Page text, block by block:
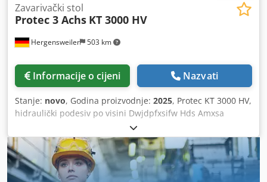
Hergensweiler 503 km
Zavarivački stol
Protec 3 Achs KT 3000 HV
Informacije o cijeni Nazvati
Stanje: novo, Godina proizvodnje: 2025, Protec KT 3000 HV,
hidraulički podesiv po visini Dwjdpfxsifw Hds Amxsa
Nosivost 3000KG Ručni daljinski upravljač s digitalnim
zaslonom dvostruki nožni daljinski upravljač Visina cca.
min. 700 mm nagnuto na sredinu, visina max. 1400 mm
Promjer prednje ploče 1400 mm Kut nagiba min.135°
Brzina 0,05 do 0,9 okretaja u minuti. Snaga motora 3 KW